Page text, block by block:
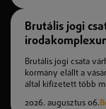
Brutális jogi
Brutális jogi csata
kormány elállt a
által kifizetett több
2026. augusztus 06.